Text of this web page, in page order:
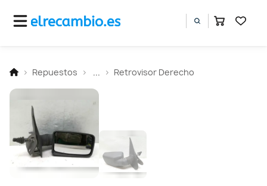
Repuestos Retrovisor Derecho